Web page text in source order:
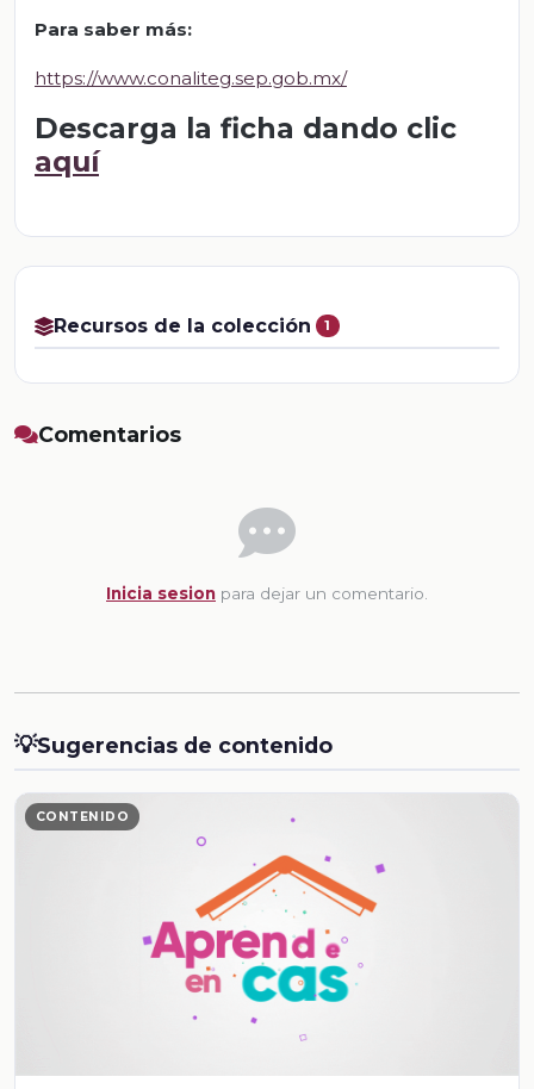
Para saber más:
https://www.conaliteg.sep.gob.mx/
Descarga la ficha dando clic
aquí
Recursos de la colección 1
Comentarios
Inicia sesion para dejar un comentario.
💡Sugerencias de contenido
CONTENIDO